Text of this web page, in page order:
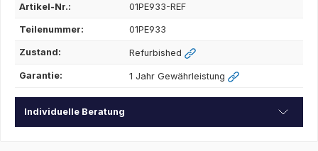
Artikel-Nr.: 01PE933-REF
Teilenummer: 01PE933
Zustand: Refurbished
Garantie: 1 Jahr Gewährleistung
Individuelle Beratung